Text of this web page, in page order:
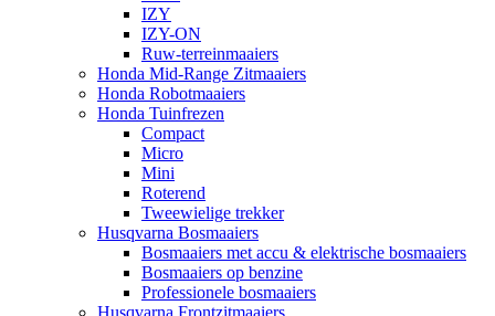
IZY
IZY-ON
Ruw-terreinmaaiers
Honda Mid-Range Zitmaaiers
Honda Robotmaaiers
Honda Tuinfrezen
Compact
Micro
Mini
Roterend
Tweewielige trekker
Husqvarna Bosmaaiers
Bosmaaiers met accu & elektrische bosmaaiers
Bosmaaiers op benzine
Professionele bosmaaiers
Husqvarna Frontzitmaaiers